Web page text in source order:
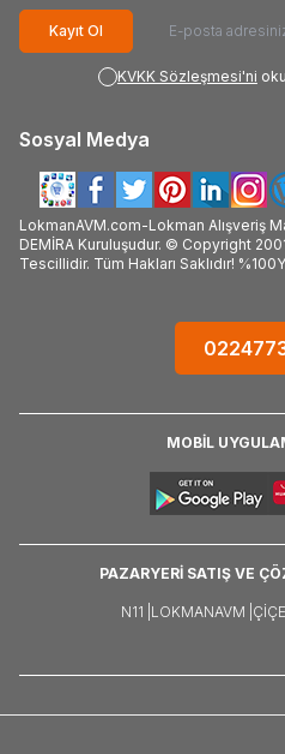
Kayıt Ol
KVKK Sözleşmesi'ni
Sosyal Medya
LokmanAVM.com-Lokman Alışveriş
DEMİRA Kuruluşudur. © Copyright
Tescillidir. Tüm Hakları Saklıdır!
MOBİL
PAZARYERİ SATIŞ VE
N11 | LOKMANAVM |